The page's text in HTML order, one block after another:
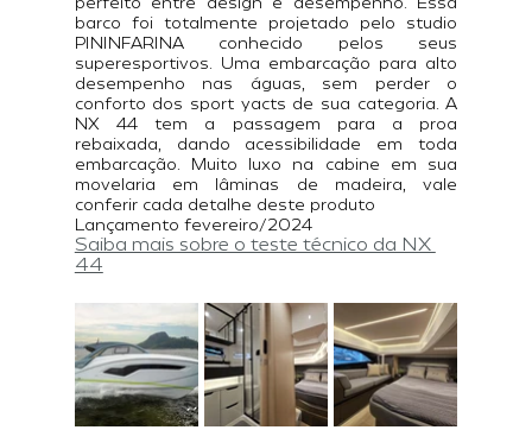
barco foi totalmente projetado pelo studio
PININFARINA conhecido pelos seus
superesportivos. Uma embarcação para alto
desempenho nas águas, sem perder o
conforto dos sport yacts de sua categoria. A
NX 44 tem a passagem para a proa
rebaixada, dando acessibilidade em toda
embarcação. Muito luxo na cabine em sua
movelaria em lâminas de madeira, vale
conferir cada detalhe deste produto
Lançamento fevereiro/2024
Saiba mais sobre o teste técnico da NX
44